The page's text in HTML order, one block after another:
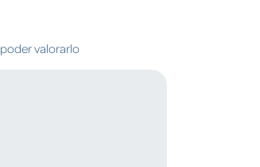
valorarlo